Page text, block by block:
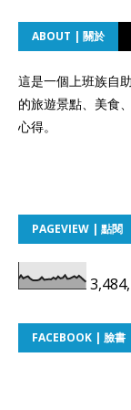
ABOUT | 關於
這是一個上班族自
的旅遊景點、美食
心得。
PAGEVIEW | 點閱
FACEBOOK | 臉書